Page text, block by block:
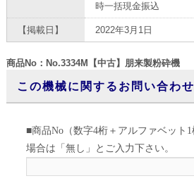
時一括現金振込
【掲載日】 2022年3月1日
商品No：No.3334M【中古】朋来製粉砕機
この機械に関するお問い合わせ